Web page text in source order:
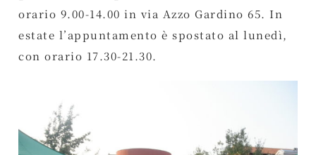
orario 9.00-14.00 in via Azzo Gardino 65. In
estate l’appuntamento è spostato al lunedì,
con orario 17.30-21.30.